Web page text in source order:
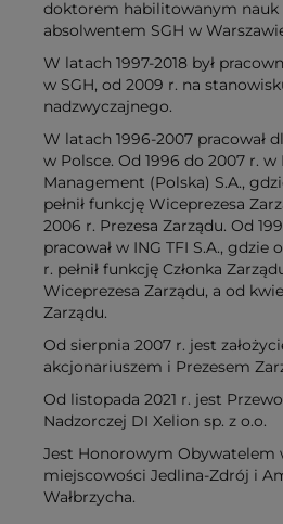
doktorem habilitowanym nauk
absolwentem SGH w
W latach 1997-2018 był
w SGH, od 2009 r. na
nadzwyczajnego.
W latach 1996-2007 pracował
w Polsce. Od 1996 do 2007 r.
Management (Polska) S.A.,
pełnił funkcję Wiceprezesa
2006 r. Prezesa Zarządu. Od
pracował w ING TFI S.A., gdzie
r. pełnił funkcję Członka
Wiceprezesa Zarządu, a od
Zarządu.
Od sierpnia 2007 r. jest
akcjonariuszem i Prezesem
Od listopada 2021 r. jest
Nadzorczej DI Xelion sp. z o.o.
Jest Honorowym Obywatelem
miejscowości Jedlina-Zdrój i
Wałbrzycha.